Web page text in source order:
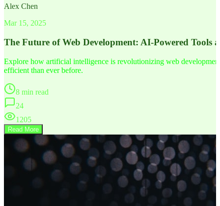
Alex Chen
Mar 15, 2025
The Future of Web Development: AI-Powered Tools
Explore how artificial intelligence is revolutionizing web
efficient than ever before.
8 min read
24
1205
Read More